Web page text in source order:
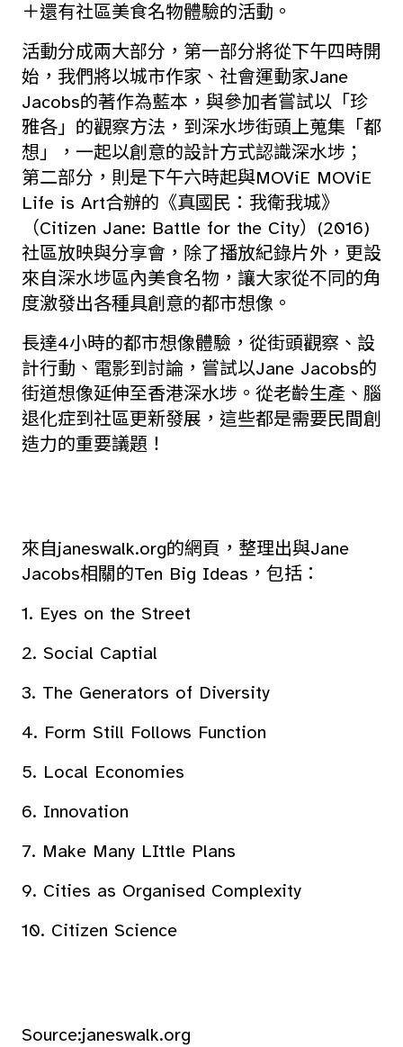
＋還有社區美食名物體驗的活動。
活動分成兩大部分，第一部分將從下午四時開
始，我們將以城市作家、社會運動家Jane
Jacobs的著作為藍本，與參加者嘗試以「珍
雅各」的觀察方法，到深水埗街頭上蒐集「都
想」，一起以創意的設計方式認識深水埗；
第二部分，則是下午六時起與MOViE MOViE
Life is Art合辦的《真國民：我衛我城》
（Citizen Jane: Battle for the City）(2016)
社區放映與分享會，除了播放紀錄片外，更設
來自深水埗區內美食名物，讓大家從不同的角
度激發出各種具創意的都市想像。
長達4小時的都市想像體驗，從街頭觀察、設
計行動、電影到討論，嘗試以Jane Jacobs的
街道想像延伸至香港深水埗。從老齡生產、腦
退化症到社區更新發展，這些都是需要民間創
造力的重要議題！
來自janeswalk.org的網頁，整理出與Jane
Jacobs相關的Ten Big Ideas，包括：
1. Eyes on the Street
2. Social Captial
3. The Generators of Diversity
4. Form Still Follows Function
5. Local Economies
6. Innovation
7. Make Many LIttle Plans
9. Cities as Organised Complexity
10. Citizen Science
Source:janeswalk.org